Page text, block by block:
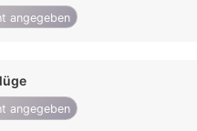
angegeben
angegeben